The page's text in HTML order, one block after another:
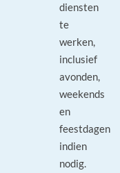
diensten
te
werken,
inclusief
avonden,
weekends
en
feestdagen
indien
nodig.